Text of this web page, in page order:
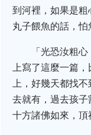
到河裡，如果是
丸子餵魚的話，
「光恐汝粗
上寫了這麼一篇
上，好幾天都找
去就有，過去孩
十方諸佛如來，頂